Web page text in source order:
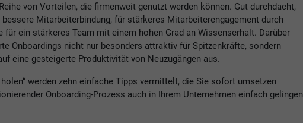
von Vorteilen, die firmenweit genutzt werden können. Gut durchdacht,
Mitarbeiterbindung, für stärkeres Mitarbeiterengagement durch
für ein stärkeres Team mit einem hohen Grad an Wissenserhalt. Darüber
Onboardings nicht nur besonders attraktiv für Spitzenkräfte, sondern
eine gesteigerte Produktivität von Neuzugängen aus.
holen“ werden zehn einfache Tipps vermittelt, die Sie sofort umsetzen
Onboarding-Prozess auch in Ihrem Unternehmen einfach gelingen